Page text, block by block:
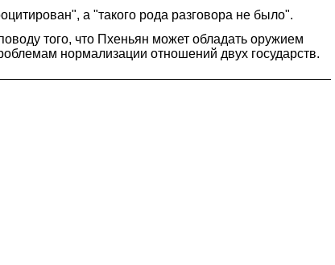
а "такого рода разговора не было".
того, что Пхеньян может обладать оружием
нормализации отношений двух государств.